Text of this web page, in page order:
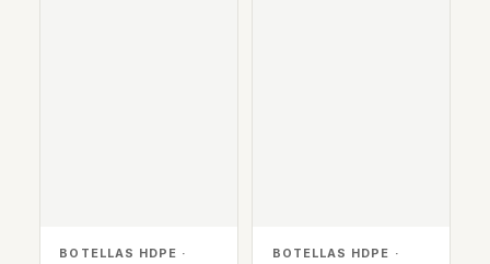
BOTELLAS HDPE ·
BOTELLAS HDPE ·